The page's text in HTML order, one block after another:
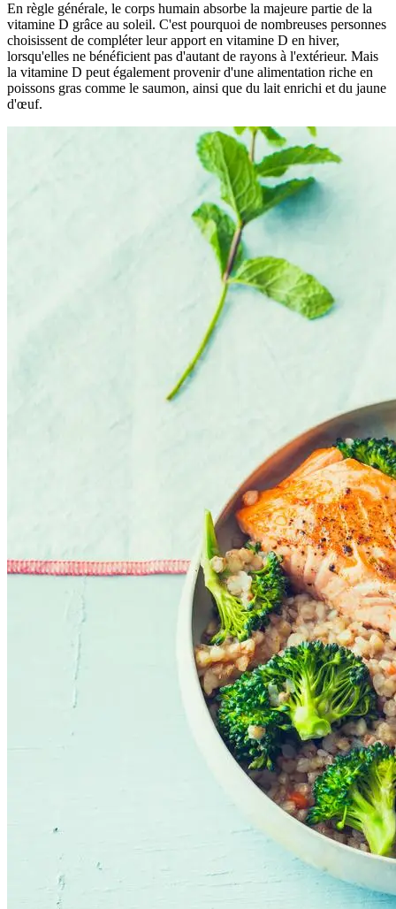
En règle générale, le corps humain absorbe la majeure partie de la
vitamine D grâce au soleil. C'est pourquoi de nombreuses personnes
choisissent de compléter leur apport en vitamine D en hiver,
lorsqu'elles ne bénéficient pas d'autant de rayons à l'extérieur. Mais
la vitamine D peut également provenir d'une alimentation riche en
poissons gras comme le saumon, ainsi que du lait enrichi et du jaune
d'œuf.